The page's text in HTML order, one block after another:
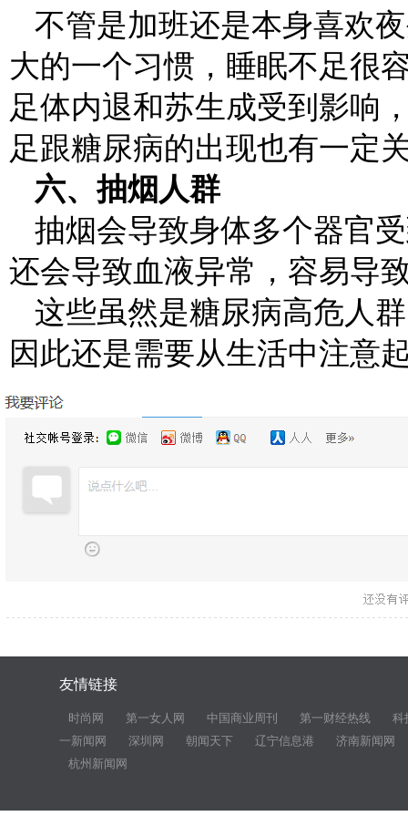
不管是加班还是本身喜欢
大的一个习惯，睡眠不足很
足体内退和苏生成受到影响
足跟糖尿病的出现也有一定
六、抽烟人群
抽烟会导致身体多个器官
还会导致血液异常，容易导
这些虽然是糖尿病高危人
因此还是需要从生活中注意
友情链接
时尚网 第一女人网 中国商业周刊 第一财经热线
科
一新闻网
深圳网 朝闻天下 辽宁信息港
济南新闻网
杭州新闻网